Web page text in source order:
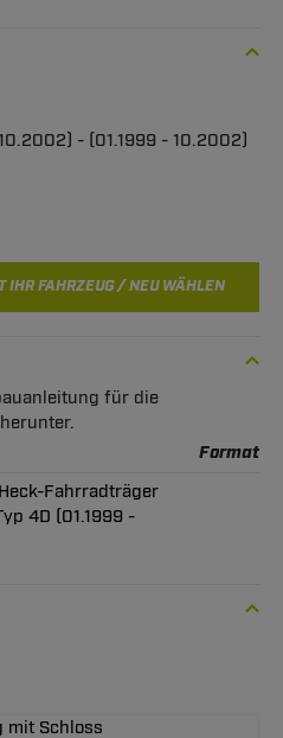
- (01.1999 - 10.2002)
IHR FAHRZEUG / NEU WÄHLEN
für die
Format
Fahrradträger
4D (01.1999 -